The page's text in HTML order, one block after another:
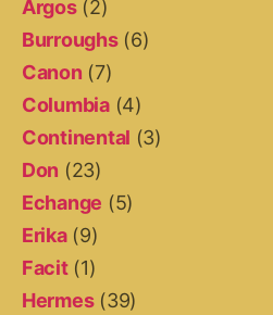
Argos(2)
Burroughs(6)
Canon (7)
Columbia(4)
Continental (3)
Don (23)
Echange (5)
Erika(9)
Facit(1)
Hermes(39)